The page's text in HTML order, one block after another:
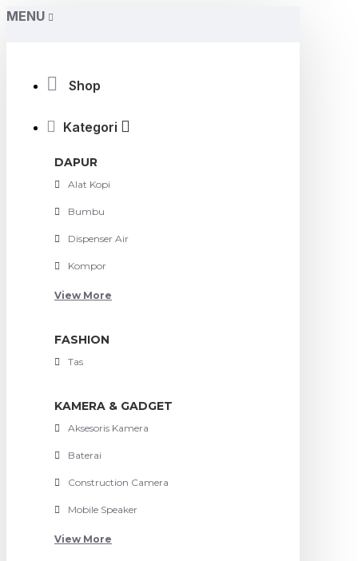
MENU
Shop
Kategori
DAPUR
Alat Kopi
Bumbu
Dispenser Air
Kompor
View More
FASHION
Tas
KAMERA & GADGET
Aksesoris Kamera
Baterai
Construction Camera
Mobile Speaker
View More